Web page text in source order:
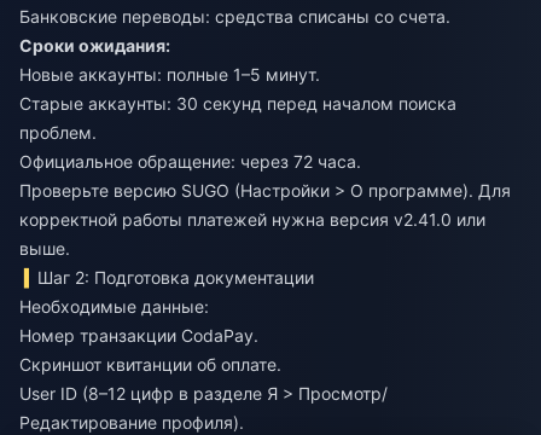
Банковские переводы: средства списаны со счета.
Сроки ожидания:
Новые аккаунты: полные 1–5 минут.
Старые аккаунты: 30 секунд перед началом поиска
проблем.
Официальное обращение: через 72 часа.
Проверьте версию SUGO (Настройки > О программе). Для
корректной работы платежей нужна версия v2.41.0 или
выше.
Шаг 2: Подготовка документации
Необходимые данные:
Номер транзакции CodaPay.
Скриншот квитанции об оплате.
User ID (8–12 цифр в разделе Я > Просмотр/
Редактирование профиля).